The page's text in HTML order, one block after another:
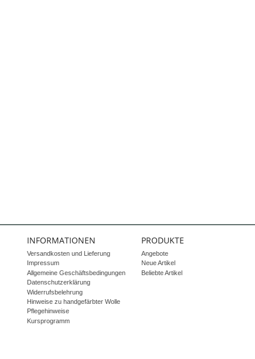
INFORMATIONEN
Versandkosten und Lieferung
Impressum
Allgemeine Geschäftsbedingungen
Datenschutzerklärung
Widerrufsbelehrung
Hinweise zu handgefärbter Wolle
Pflegehinweise
Kursprogramm
PRODUKTE
Angebote
Neue Artikel
Beliebte Artikel